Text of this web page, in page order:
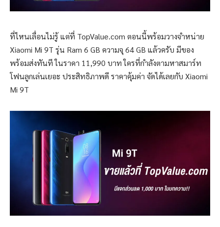
ที่ไหนเลื่อนไม่รู้ แต่ที่ TopValue.com ตอนนี้พร้อมวางจำหน่าย
Xiaomi Mi 9T รุ่น Ram 6 GB ความจุ 64 GB แล้วครับ มีของ
พร้อมส่งทันที ในราคา 11,990 บาท ใครที่กำลังตามหาสมาร์ท
โฟนลูกเล่นเยอะ ประสิทธิภาพดี ราคาคุ้มค่า จัดได้เลยกับ Xiaomi
Mi 9T